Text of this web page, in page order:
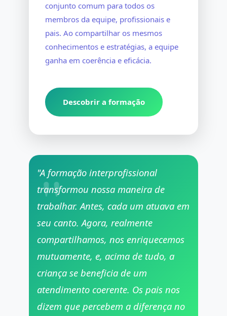
conjunto comum para todos os
membros da equipe, profissionais e
pais. Ao compartilhar os mesmos
conhecimentos e estratégias, a equipe
ganha em coerência e eficácia.
Descobrir a formação
"A formação interprofissional
transformou nossa maneira de
trabalhar. Antes, cada um atuava em
seu canto. Agora, realmente
compartilhamos, nos enriquecemos
mutuamente, e, acima de tudo, a
criança se beneficia de um
atendimento coerente. Os pais nos
dizem que percebem a diferença no